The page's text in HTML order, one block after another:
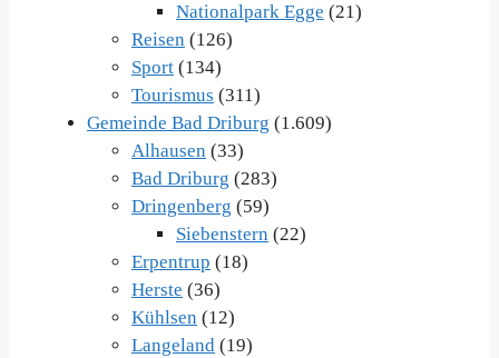
Nationalpark Egge (21)
Reisen (126)
Sport (134)
Tourismus (311)
Gemeinde Bad Driburg (1.609)
Alhausen (33)
Bad Driburg (283)
Dringenberg (59)
Siebenstern (22)
Erpentrup (18)
Herste (36)
Kühlsen (12)
Langeland (19)